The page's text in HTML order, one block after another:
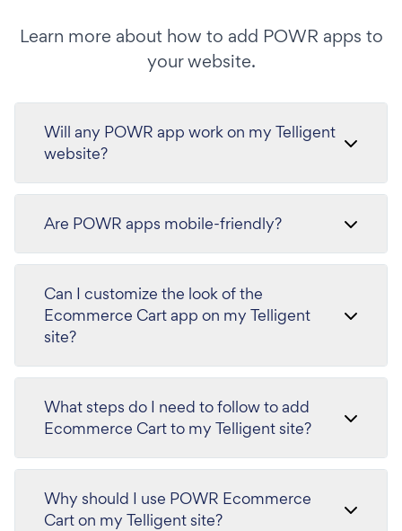
Learn more about how to add POWR apps to
your website.
Will any POWR app work on my Telligent
website?
Are POWR apps mobile-friendly?
Can I customize the look of the
Ecommerce Cart app on my Telligent
site?
What steps do I need to follow to add
Ecommerce Cart to my Telligent site?
Why should I use POWR Ecommerce
Cart on my Telligent site?